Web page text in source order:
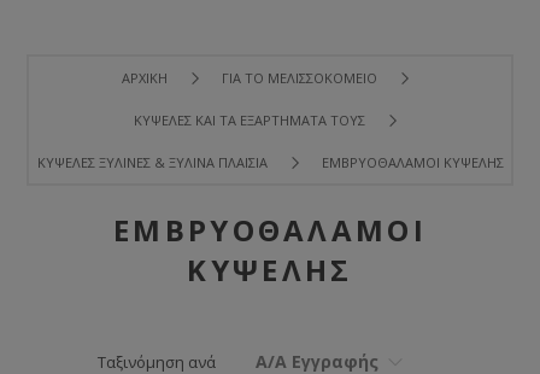
ΑΡΧΙΚΉ ΓΙΑ ΤΟ ΜΕΛΙΣΣΟΚΟΜΕΊΟ
ΚΥΨΈΛΕΣ ΚΑΙ ΤΑ ΕΞΑΡΤΉΜΑΤΑ ΤΟΥΣ
ΚΥΨΈΛΕΣ ΞΎΛΙΝΕΣ & ΞΎΛΙΝΑ ΠΛΑΊΣΙΑ ΕΜΒΡΥΟΘΆΛΑΜΟΙ ΚΥΨΈΛΗΣ
ΕΜΒΡΥΟΘΆΛΑΜΟΙ
ΚΥΨΈΛΗΣ
Ταξινόμηση ανά Α/Α Εγγραφής